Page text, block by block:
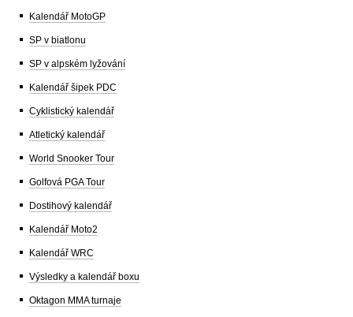
Kalendář MotoGP
SP v biatlonu
SP v alpském lyžování
Kalendář šipek PDC
Cyklistický kalendář
Atletický kalendář
World Snooker Tour
Golfová PGA Tour
Dostihový kalendář
Kalendář Moto2
Kalendář WRC
Výsledky a kalendář boxu
Oktagon MMA turnaje